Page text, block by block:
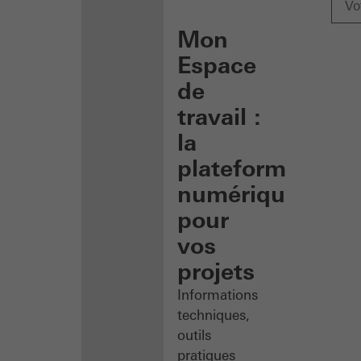
Mon
Espace
de
travail :
la
plateforme
numérique
pour
vos
projets
Informations
techniques,
outils
pratiques